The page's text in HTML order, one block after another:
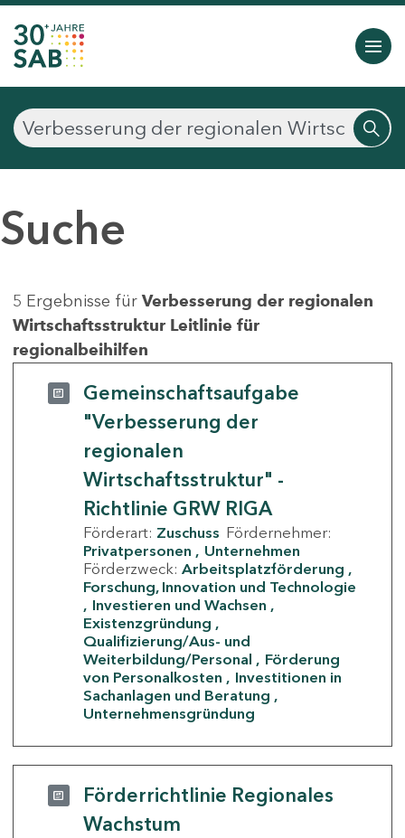
Suche
5 Ergebnisse für Verbesserung der regionalen
Wirtschaftsstruktur Leitlinie für
regionalbeihilfen
Gemeinschaftsaufgabe
"Verbesserung der
regionalen
Wirtschaftsstruktur" -
Richtlinie GRW RIGA
Förderart: Zuschuss Fördernehmer:
Privatpersonen
Unternehmen
Förderzweck: Arbeitsplatzförderung
Forschung, Innovation und Technologie
Investieren und Wachsen
Existenzgründung
Qualifizierung/Aus- und
Weiterbildung/Personal
Förderung
von Personalkosten
Investitionen in
Sachanlagen und Beratung
Unternehmensgründung
Förderrichtlinie Regionales
Wachstum